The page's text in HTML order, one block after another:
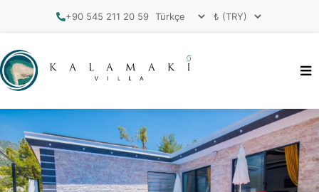
+90 545 211 20 59